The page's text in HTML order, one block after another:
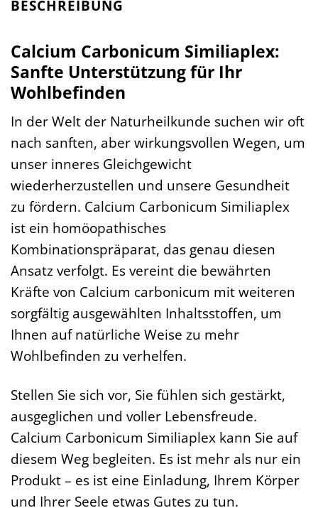
BESCHREIBUNG
Calcium Carbonicum Similiaplex:
Sanfte Unterstützung für Ihr
Wohlbefinden
In der Welt der Naturheilkunde suchen wir oft
nach sanften, aber wirkungsvollen Wegen, um
unser inneres Gleichgewicht
wiederherzustellen und unsere Gesundheit
zu fördern. Calcium Carbonicum Similiaplex
ist ein homöopathisches
Kombinationspräparat, das genau diesen
Ansatz verfolgt. Es vereint die bewährten
Kräfte von Calcium carbonicum mit weiteren
sorgfältig ausgewählten Inhaltsstoffen, um
Ihnen auf natürliche Weise zu mehr
Wohlbefinden zu verhelfen.
Stellen Sie sich vor, Sie fühlen sich gestärkt,
ausgeglichen und voller Lebensfreude.
Calcium Carbonicum Similiaplex kann Sie auf
diesem Weg begleiten. Es ist mehr als nur ein
Produkt – es ist eine Einladung, Ihrem Körper
und Ihrer Seele etwas Gutes zu tun.